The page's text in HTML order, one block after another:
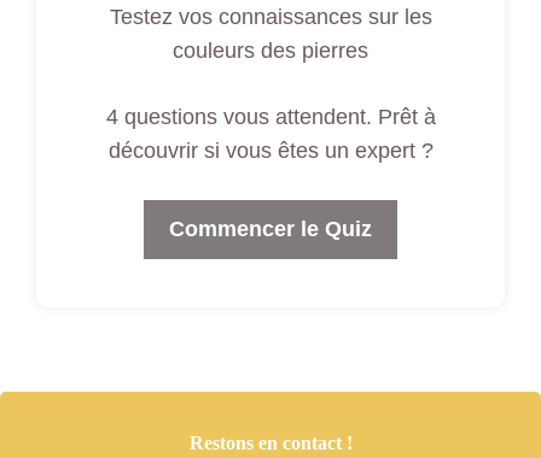
Testez vos connaissances sur les
couleurs des pierres
4 questions vous attendent. Prêt à
découvrir si vous êtes un expert ?
Commencer le Quiz
Restons en contact !